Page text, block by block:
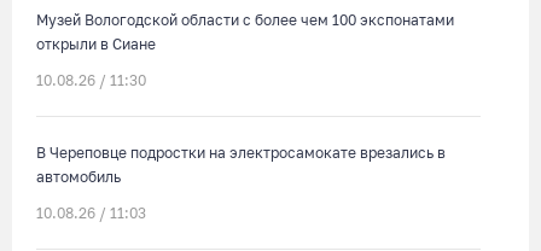
Музей Вологодской области с более чем 100 экспонатами
открыли в Сиане
10.08.26 / 11:30
В Череповце подростки на электросамокате врезались в
автомобиль
10.08.26 / 11:03